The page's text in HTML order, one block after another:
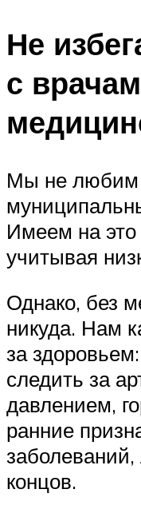
Не
с
Мы не любим
Имеем на это
учитывая
Однако, без
никуда. Нам
за
следить за
давлением,
ранние
концов.